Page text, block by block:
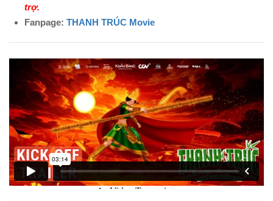
trợ.
Fanpage: THANH TRÚC Movie